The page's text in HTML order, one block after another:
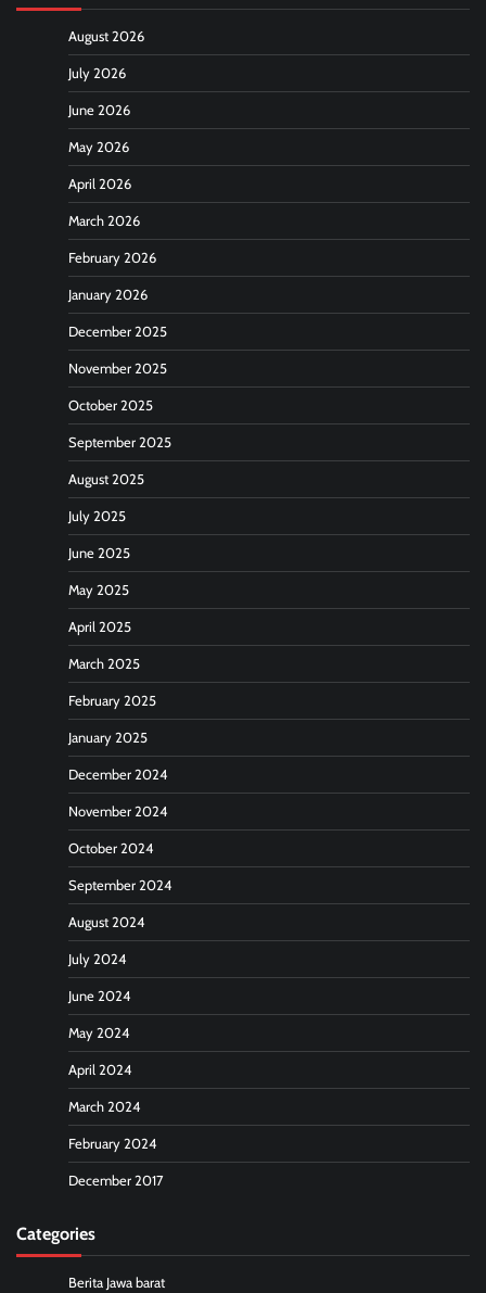
August 2026
July 2026
June 2026
May 2026
April 2026
March 2026
February 2026
January 2026
December 2025
November 2025
October 2025
September 2025
August 2025
July 2025
June 2025
May 2025
April 2025
March 2025
February 2025
January 2025
December 2024
November 2024
October 2024
September 2024
August 2024
July 2024
June 2024
May 2024
April 2024
March 2024
February 2024
December 2017
Categories
Berita Jawa barat